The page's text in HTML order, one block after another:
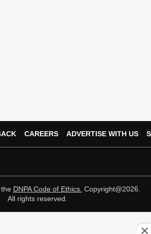
CAREERS ADVERTISE WITH US
DNPA Code of Ethics. Copyright@2026.
All rights reserved.